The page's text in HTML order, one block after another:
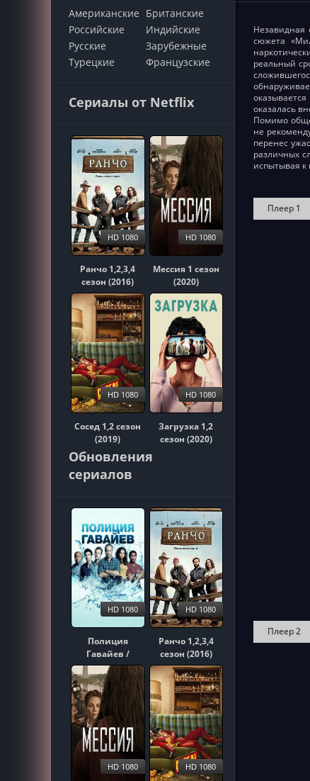
Американские Британские
Российские
Индийские
Русские
Зарубежные
Турецкие
Французские
Сериалы от Netflix
Ранчо 1,2,3,4
сезон (2016)
HD 1080
Мессия 1 сезон
(2020)
HD 1080
Сосед 1,2 сезон
(2019)
HD 1080
Загрузка 1,2
сезон (2020)
HD 1080
Обновления
сериалов
Полиция
Гавайев /
Гавайи 5-0
1,2,3,4,5,6,7,8,9,10
сезон (2010)
HD 1080
Ранчо 1,2,3,4
сезон (2016)
HD 1080
HD 1080 HD 1080
Незавидная
сюжета
реальный
оказалась
Помимо
не
перенес
различных
испытывая к
Плеер 1
Плеер 2